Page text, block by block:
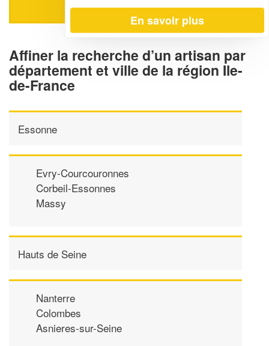
Affiner la recherche d’un artisan par
département et ville de la région Ile-
de-France
Essonne
Evry-Courcouronnes
Corbeil-Essonnes
Massy
Hauts de Seine
Nanterre
Colombes
Asnieres-sur-Seine
En savoir plus